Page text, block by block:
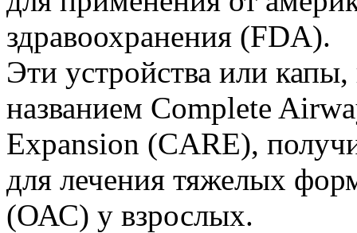
здравоохранения (FDA).
Эти устройства или
названием Complete
Expansion (CARE),
для лечения тяжелых
(ОАС) у взрослых.